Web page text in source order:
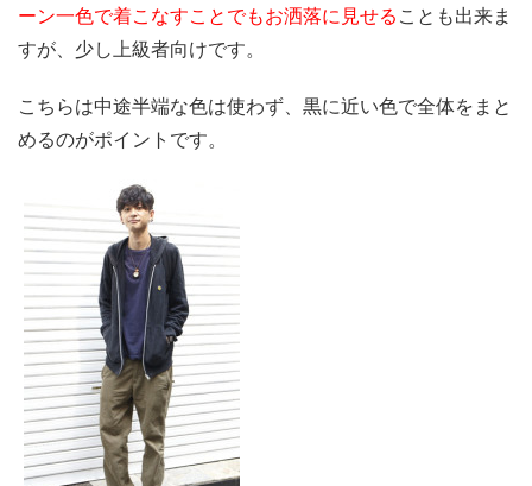
ーン一色で着こなすことでもお洒落に見せる ことも出来ま
すが、少し上級者向けです。
こちらは中途半端な色は使わず、黒に近い色で全体をまと
めるのがポイントです。